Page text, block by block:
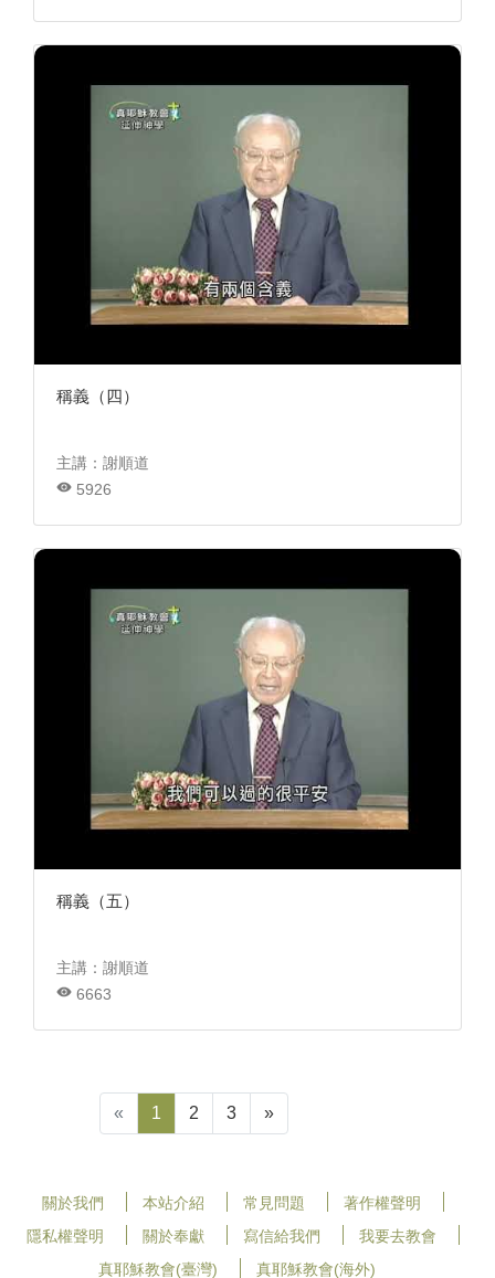
稱義（四）
主講：謝順道
5926
稱義（五）
主講：謝順道
6663
« 1 2 3 »
關於我們 本站介紹 常見問題
著作權聲明
隱私權聲明
關於奉獻 寫信給我們
我要去教會
真耶穌教會(臺灣)
真耶穌教會(海外)